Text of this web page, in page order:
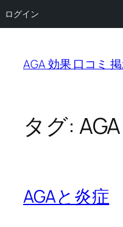
ログイン
AGA 効果 口コミ
タグ:
AGAと炎症